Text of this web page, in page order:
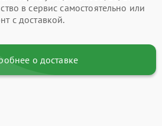
в сервис самостоятельно или
с доставкой.
о доставке